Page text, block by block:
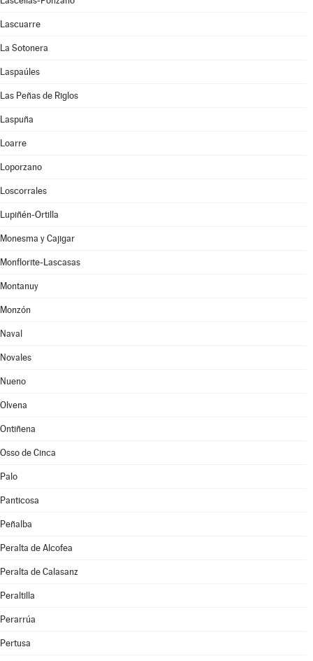
Lascuarre
La Sotonera
Laspaúles
Las Peñas de Riglos
Laspuña
Loarre
Loporzano
Loscorrales
Lupiñén-Ortilla
Monesma y Cajigar
Monflorite-Lascasas
Montanuy
Monzón
Naval
Novales
Nueno
Olvena
Ontiñena
Osso de Cinca
Palo
Panticosa
Peñalba
Peralta de Alcofea
Peralta de Calasanz
Peraltilla
Perarrúa
Pertusa